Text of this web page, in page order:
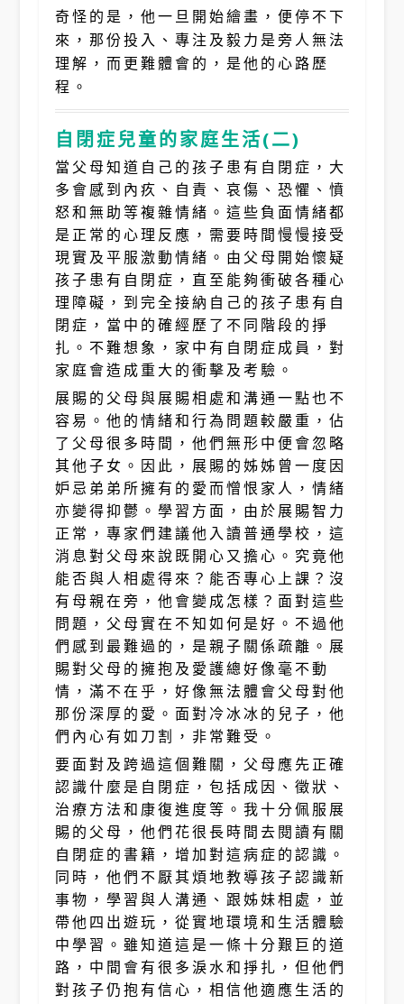
奇怪的是，他一旦開始繪畫，便停不下
來，那份投入、專注及毅力是旁人無法
理解，而更難體會的，是他的心路歷
程。
自閉症兒童的家庭生活(二)
當父母知道自己的孩子患有自閉症，大
多會感到內疚、自責、哀傷、恐懼、憤
怒和無助等複雜情緒。這些負面情緒都
是正常的心理反應，需要時間慢慢接受
現實及平服激動情緒。由父母開始懷疑
孩子患有自閉症，直至能夠衝破各種心
理障礙，到完全接納自己的孩子患有自
閉症，當中的確經歷了不同階段的掙
扎。不難想象，家中有自閉症成員，對
家庭會造成重大的衝擊及考驗。
展賜的父母與展賜相處和溝通一點也不
容易。他的情緒和行為問題較嚴重，佔
了父母很多時間，他們無形中便會忽略
其他子女。因此，展賜的姊姊曾一度因
妒忌弟弟所擁有的愛而憎恨家人，情緒
亦變得抑鬱。學習方面，由於展賜智力
正常，專家們建議他入讀普通學校，這
消息對父母來說既開心又擔心。究竟他
能否與人相處得來？能否專心上課？沒
有母親在旁，他會變成怎樣？面對這些
問題，父母實在不知如何是好。不過他
們感到最難過的，是親子關係疏離。展
賜對父母的擁抱及愛護總好像毫不動
情，滿不在乎，好像無法體會父母對他
那份深厚的愛。面對冷冰冰的兒子，他
們內心有如刀割，非常難受。
要面對及跨過這個難關，父母應先正確
認識什麼是自閉症，包括成因、徵狀、
治療方法和康復進度等。我十分佩服展
賜的父母，他們花很長時間去閱讀有關
自閉症的書籍，增加對這病症的認識。
同時，他們不厭其煩地教導孩子認識新
事物，學習與人溝通、跟姊妹相處，並
帶他四出遊玩，從實地環境和生活體驗
中學習。雖知道這是一條十分艱巨的道
路，中間會有很多淚水和掙扎，但他們
對孩子仍抱有信心，相信他適應生活的